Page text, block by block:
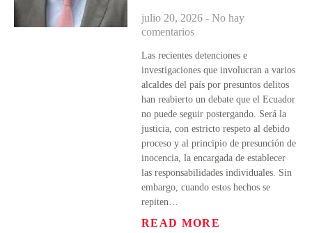
julio 20, 2026 No hay
comentarios
Las recientes detenciones e
investigaciones que involucran a varios
alcaldes del país por presuntos delitos
han reabierto un debate que el Ecuador
no puede seguir postergando. Será la
justicia, con estricto respeto al debido
proceso y al principio de presunción de
inocencia, la encargada de establecer
las responsabilidades individuales. Sin
embargo, cuando estos hechos se
repiten…
READ MORE